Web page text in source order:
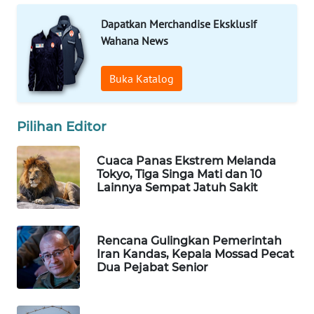
Dapatkan Merchandise Eksklusif
Wahana News
Buka Katalog
Pilihan Editor
Cuaca Panas Ekstrem Melanda
Tokyo, Tiga Singa Mati dan 10
Lainnya Sempat Jatuh Sakit
Rencana Gulingkan Pemerintah
Iran Kandas, Kepala Mossad Pecat
Dua Pejabat Senior
WAHANA
SPORT
WAHANA
UMKM
WAHANA
WAHANA
PERSONA
WAHANA
OTOMOTIF
WAHANA
HEALTH